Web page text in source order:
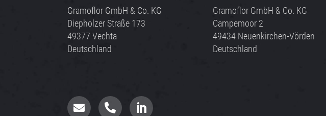
Gramoflor GmbH & Co. KG
Diepholzer Straße 173
49377 Vechta
Deutschland
Gramoflor GmbH & Co. KG
Campemoor 2
49434 Neuenkirchen-Vörden
Deutschland
  